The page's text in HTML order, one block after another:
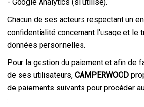
- Google Analytics (si utilisé).
Chacun de ses acteurs respectant un
confidentialité concernant l'usage et le
données personnelles.
Pour la gestion du paiement et afin de
de ses utilisateurs, CAMPERWOOD
de paiements suivants pour procéder
: